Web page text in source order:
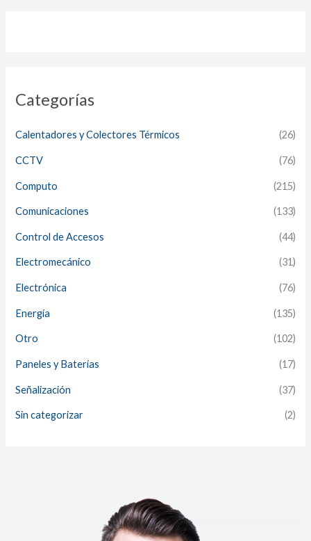
Categorías
Calentadores y Colectores Térmicos (26)
CCTV (76)
Computo (215)
Comunicaciones (133)
Control de Accesos (44)
Electromecánico (31)
Electrónica (76)
Energía (135)
Otro (102)
Paneles y Baterías (17)
Señalización (37)
Sin categorizar (2)